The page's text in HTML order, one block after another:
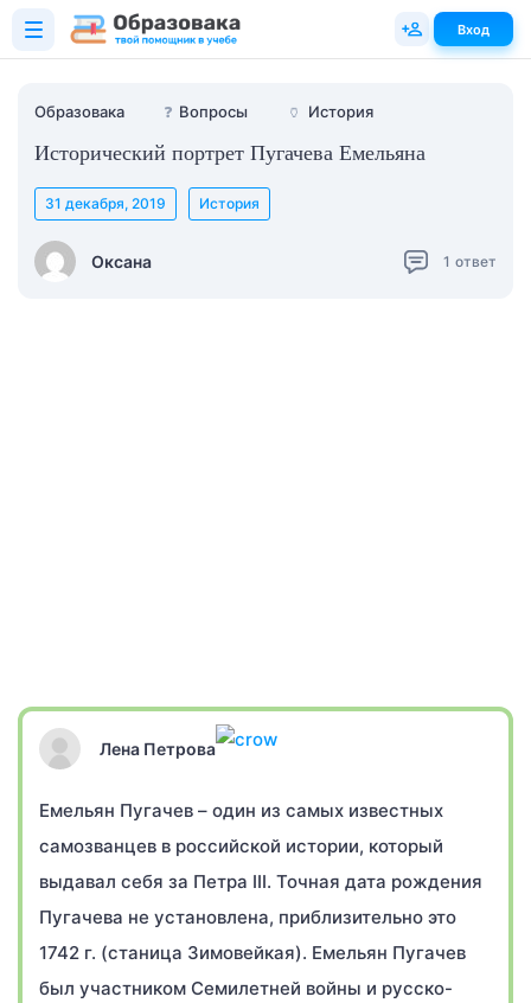
Образовака ❓ Вопросы 🏺 История
Исторический портрет Пугачева Емельяна
Оксана
31 декабря, 2019 История
1 ответ
Лена Петрова
Емельян Пугачев – один из самых известных
самозванцев в российской истории, который
выдавал себя за Петра III. Точная дата рождения
Пугачева не установлена, приблизительно это
1742 г. (станица Зимовейкая). Емельян Пугачев
был участником Семилетней войны и русско-
Вход